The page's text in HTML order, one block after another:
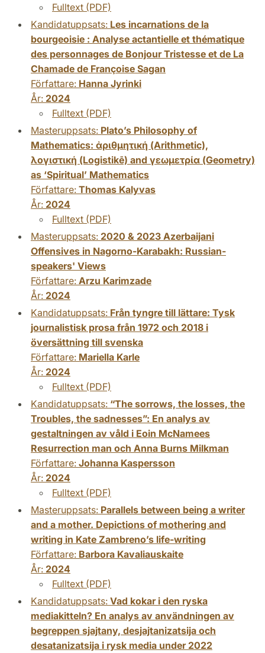
Fulltext (PDF)
Kandidatuppsats: Les incarnations de la
bourgeoisie : Analyse actantielle et thématique
des personnages de Bonjour Tristesse et de La
Chamade de Françoise Sagan
Författare: Hanna Jyrinki
År: 2024
Fulltext (PDF)
Masteruppsats: Plato’s Philosophy of
Mathematics: ἀριθμητική (Arithmetic),
λογιστική (Logistikē) and γεωμετρία (Geometry)
as ‘Spiritual’ Mathematics
Författare: Thomas Kalyvas
År: 2024
Fulltext (PDF)
Masteruppsats: 2020 & 2023 Azerbaijani
Offensives in Nagorno-Karabakh: Russian-
speakers' Views
Författare: Arzu Karimzade
År: 2024
Kandidatuppsats: Från tyngre till lättare: Tysk
journalistisk prosa från 1972 och 2018 i
översättning till svenska
Författare: Mariella Karle
År: 2024
Fulltext (PDF)
Kandidatuppsats: “The sorrows, the losses, the
Troubles, the sadnesses”: En analys av
gestaltningen av våld i Eoin McNamees
Resurrection man och Anna Burns Milkman
Författare: Johanna Kaspersson
År: 2024
Fulltext (PDF)
Masteruppsats: Parallels between being a writer
and a mother. Depictions of mothering and
writing in Kate Zambreno’s life-writing
Författare: Barbora Kavaliauskaite
År: 2024
Fulltext (PDF)
Kandidatuppsats: Vad kokar i den ryska
mediakitteln? En analys av användningen av
begreppen sjajtany, desjajtanizatsija och
desatanizatsija i rysk media under 2022